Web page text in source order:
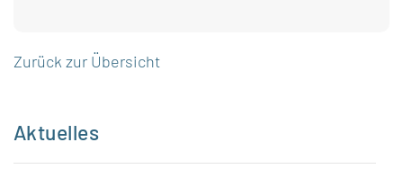
Zurück zur Übersicht
Aktuelles